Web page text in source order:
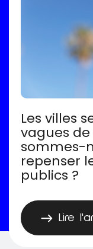
Les villes
vagues
sommes-
repenser
publics ?
Lire